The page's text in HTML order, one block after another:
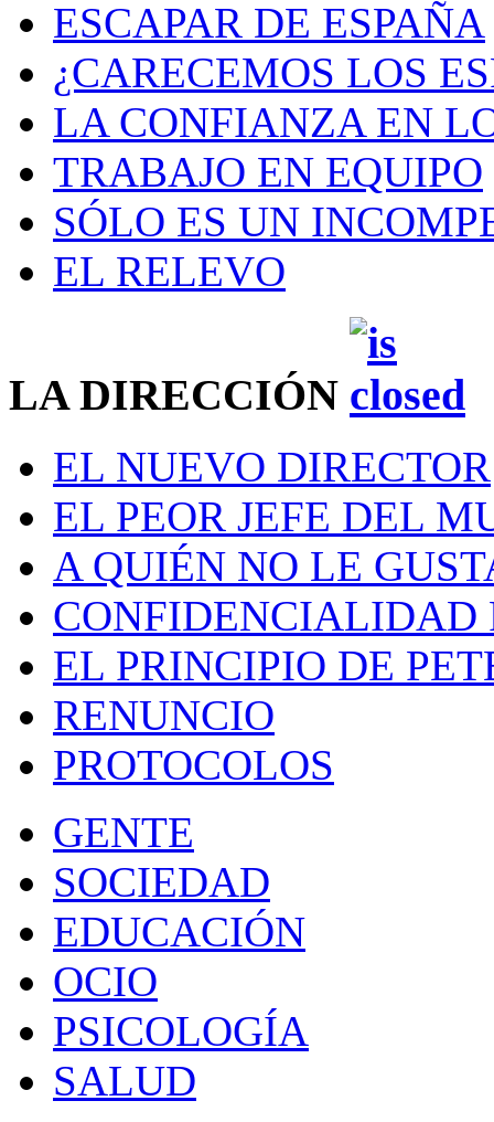
ESCAPAR DE ESPAÑA
¿CARECEMOS LOS
LA CONFIANZA EN
TRABAJO EN EQUIPO
SÓLO ES UN
EL RELEVO
LA DIRECCIÓN
EL NUEVO DIRECTOR
EL PEOR JEFE DEL
A QUIÉN NO LE
CONFIDENCIALIDAD
EL PRINCIPIO DE
RENUNCIO
PROTOCOLOS
GENTE
SOCIEDAD
EDUCACIÓN
OCIO
PSICOLOGÍA
SALUD